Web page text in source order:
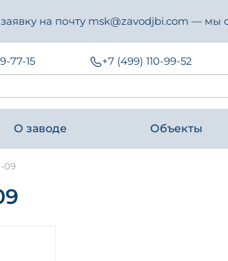
на почту msk@zavodjbi.com — мы
77-15 +7 (499) 110-99-52
О заводе Объекты
09